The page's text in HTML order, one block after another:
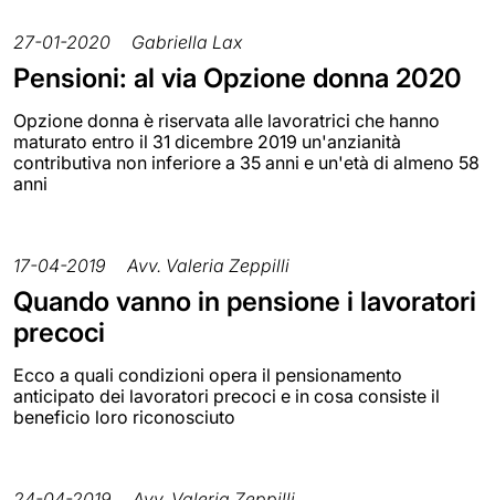
27-01-2020 Gabriella Lax
Pensioni: al via Opzione donna 2020
Opzione donna è riservata alle lavoratrici che hanno
maturato entro il 31 dicembre 2019 un'anzianità
contributiva non inferiore a 35 anni e un'età di almeno 58
anni
17-04-2019 Avv. Valeria Zeppilli
Quando vanno in pensione i lavoratori
precoci
Ecco a quali condizioni opera il pensionamento
anticipato dei lavoratori precoci e in cosa consiste il
beneficio loro riconosciuto